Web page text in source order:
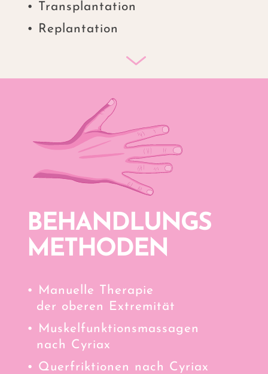
• Transplantation
• Replantation
BEHANDLUNGS
METHODEN
• Manuelle Therapie
der oberen Extremität
• Muskelfunktionsmassagen
nach Cyriax
• Querfriktionen nach Cyriax